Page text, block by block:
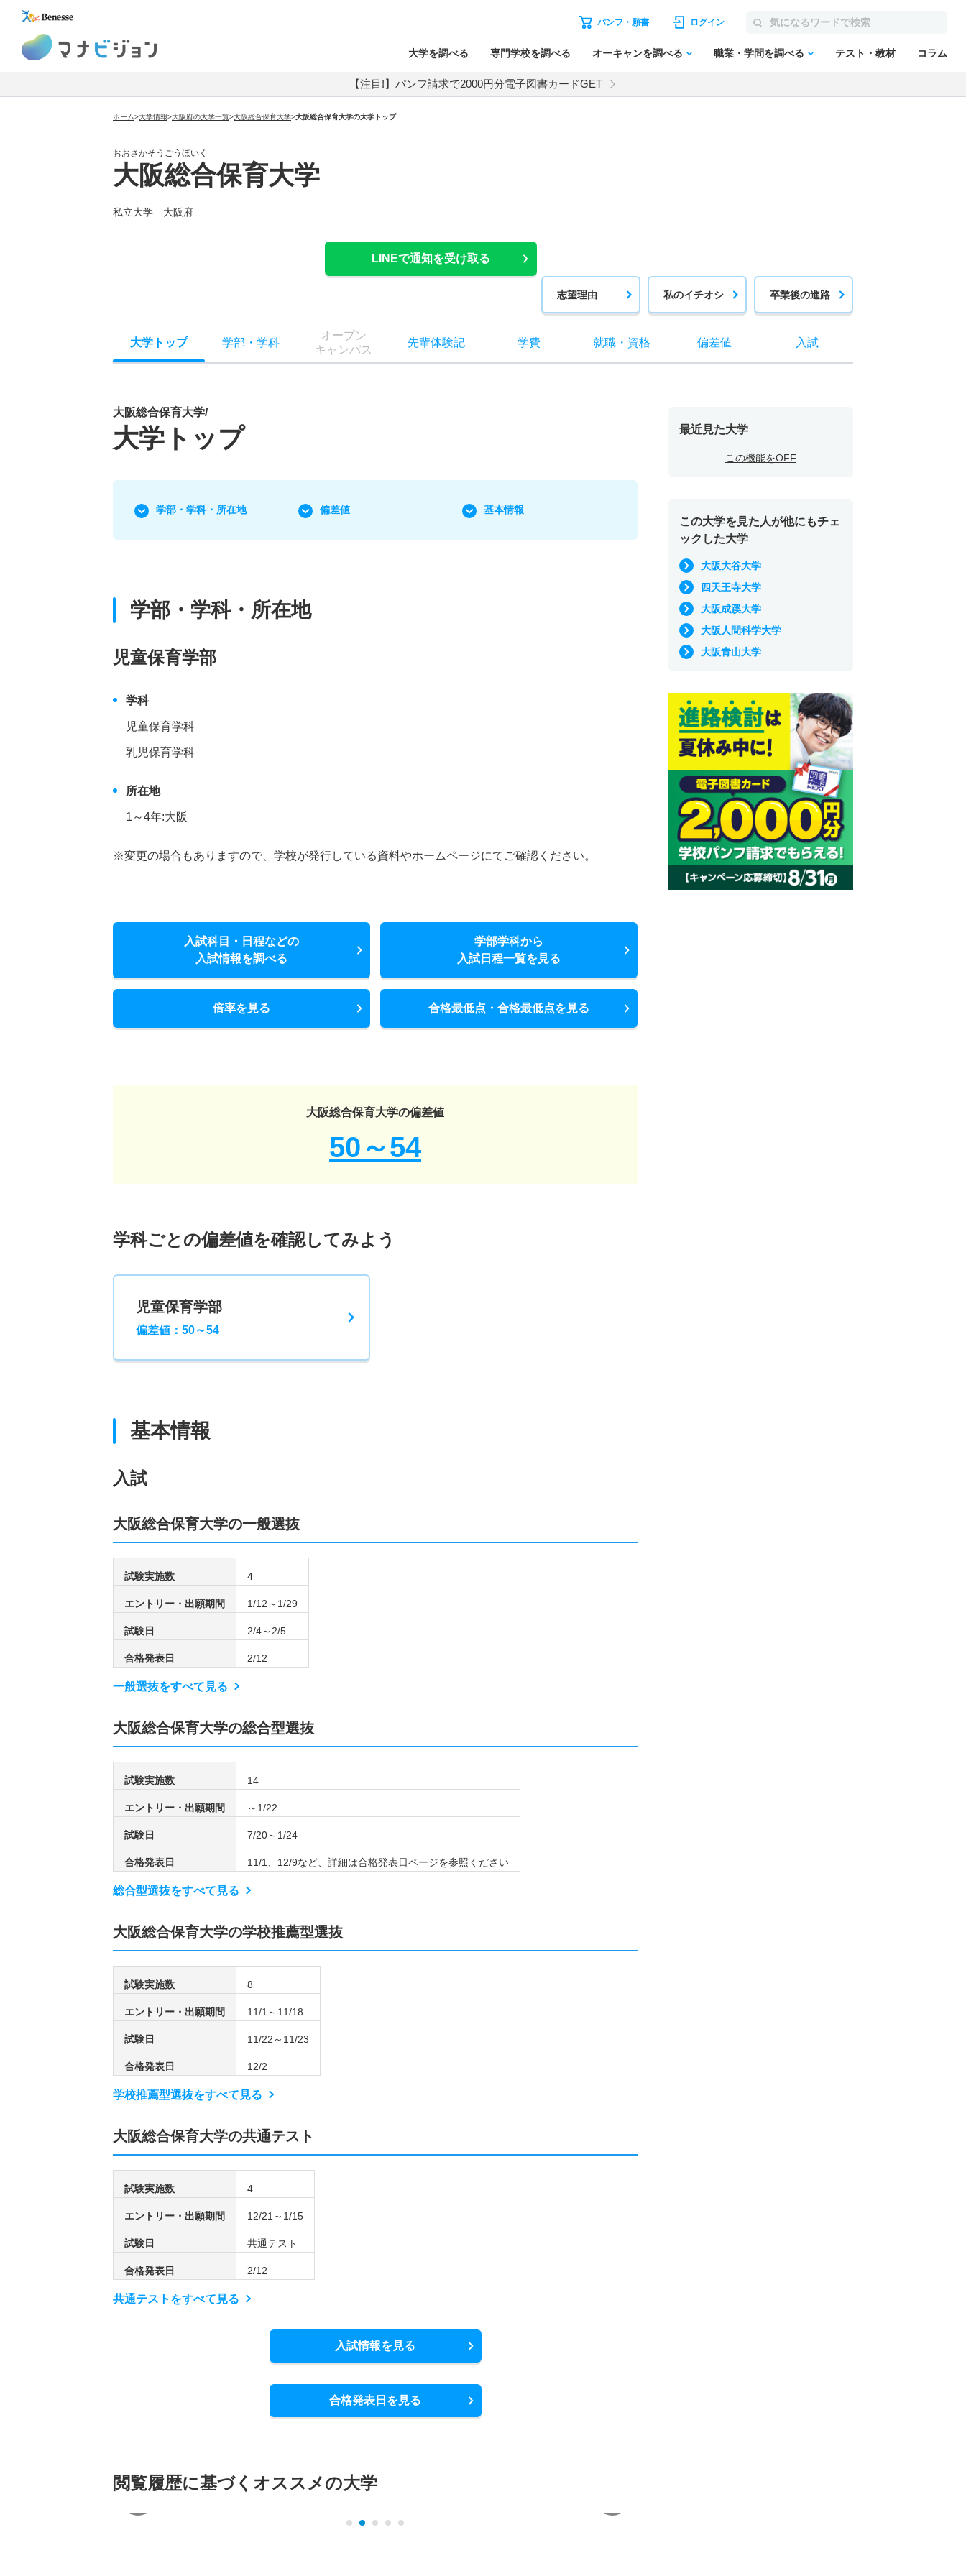
パンフ・願書 ログイン
大学を調べる 専門学校を調べる オーキャンを調べる 職業・学問を調べる テスト・教材 コラム
【注目!】パンフ請求で2000円分電子図書カードGET
ホーム>大学情報>大阪府の大学一覧>大阪総合保育大学>大阪総合保育大学の大学トップ
おおさかそうごうほいく
大阪総合保育大学
私立大学 大阪府
LINEで通知を受け取る
志望理由 私のイチオシ 卒業後の進路
大学トップ 学部 ・ 学科
オープン
キャンパス
先輩体験記 学費 就職・ 資格 偏差値 入試
大阪総合保育大学/
大学トップ
学部・学科・所在地 偏差値 基本情報
学部・学科・所在地
児童保育学部
学科
児童保育学科
乳児保育学科
所在地
1～4年:大阪
※変更の場合もありますので、学校が発行している資料やホームページにてご確認ください。
入試科目・日程などの
入試情報を調べる
学部学科から
入試日程一覧を見る
倍率を見る 合格最低点・合格最低点を見る
大阪総合保育大学の偏差値
50～54
学科ごとの偏差値を確認してみよう
児童保育学部
偏差値：50～54
基本情報
入試
大阪総合保育大学の一般選抜
試験実施数 4
エントリー・出願期間 1/12～1/29
試験日 2/4～2/5
合格発表日 2/12
一般選抜をすべて見る
大阪総合保育大学の総合型選抜
試験実施数 14
エントリー・出願期間 ～1/22
試験日 7/20～1/24
合格発表日 11/1、12/9など、詳細は合格発表日ページを参照ください
総合型選抜をすべて見る
大阪総合保育大学の学校推薦型選抜
試験実施数 8
エントリー・出願期間 11/1～11/18
試験日 11/22～11/23
合格発表日 12/2
学校推薦型選抜をすべて見る
大阪総合保育大学の共通テスト
試験実施数 4
エントリー・出願期間 12/21～1/15
試験日 共通テスト
合格発表日 2/12
共通テストをすべて見る
入試情報を見る
合格発表日を見る
閲覧履歴に基づく オススメの大学
最近見た大学
この機能をOFF
この大学を見た人が他にもチェ
ックした大学
大阪大谷大学
四天王寺大学
大阪成蹊大学
大阪人間科学大学
大阪青山大学